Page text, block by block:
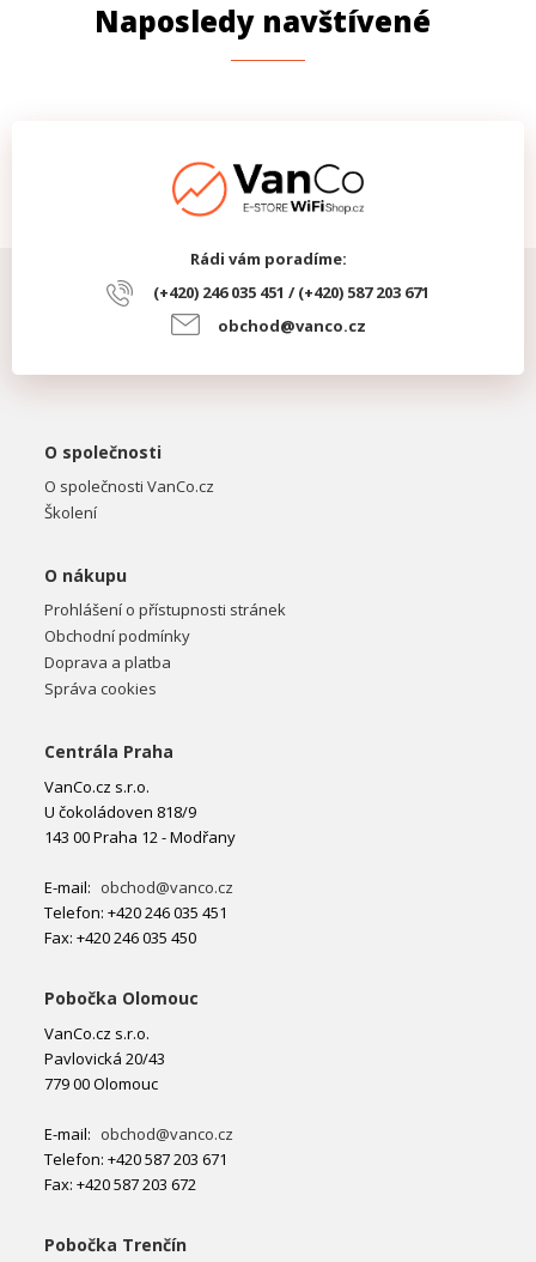
Naposledy navštívené
Rádi vám poradíme:
(+420) 246 035 451 / (+420) 587 203 671
obchod@vanco.cz
O společnosti
O společnosti VanCo.cz
Školení
O nákupu
Prohlášení o přístupnosti stránek
Obchodní podmínky
Doprava a platba
Správa cookies
Centrála Praha
VanCo.cz s.r.o.
U čokoládoven 818/9
143 00 Praha 12 - Modřany
E-mail: obchod@vanco.cz
Telefon: +420 246 035 451
Fax: +420 246 035 450
Pobočka Olomouc
VanCo.cz s.r.o.
Pavlovická 20/43
779 00 Olomouc
E-mail: obchod@vanco.cz
Telefon: +420 587 203 671
Fax: +420 587 203 672
Pobočka Trenčín